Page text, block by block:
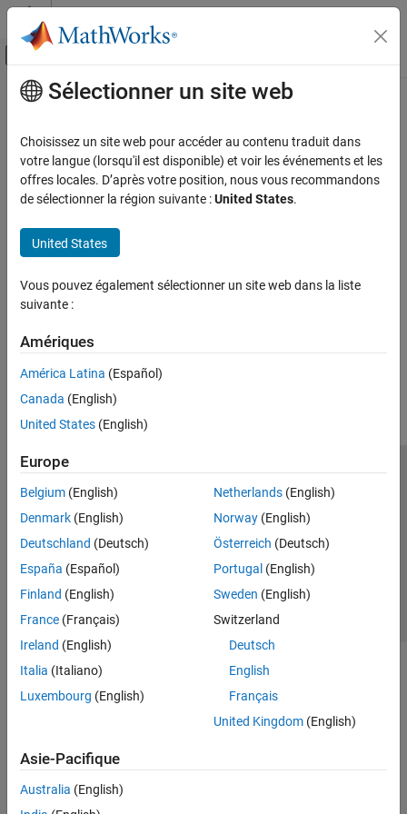
Passer au contenu
Activer/désactiver l'affichage du menu
Accueil de la documentation
Contenu principal
How useful was this information?
Sélectionner un site web
Choisissez un site web pour accéder au contenu traduit dans
votre langue (lorsqu'il est disponible) et voir les événements et les
offres locales. D’après votre position, nous vous recommandons
de sélectionner la région suivante :United States.
United States
Vous pouvez également sélectionner un site web dans la liste
suivante :
Amériques
América Latina (Español)
Canada (English)
United States (English)
Europe
Belgium (English)
Denmark (English)
Deutschland (Deutsch)
España (Español)
Finland (English)
France (Français)
Ireland (English)
Italia (Italiano)
Luxembourg (English)
Netherlands(English)
Norway(English)
Österreich (Deutsch)
Portugal (English)
Sweden (English)
Switzerland
Deutsch
English
Français
United Kingdom(English)
Asie-Pacifique
Australia (English)
Lutte anti-piratage
Contacts locaux
© 1994-2026 The MathWorks, Inc.